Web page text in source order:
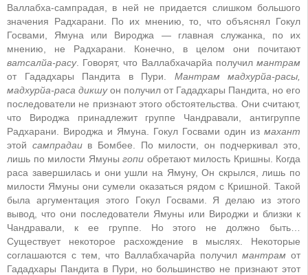
Валлабха-сампрадая, в ней не придается слишком большого
значения Радхарани. По их мнению, то, что объяснял Гокул
Госвами, Ямуна или Вироджа — главная служанка, по их
мнению, не Радхарани. Конечно, в целом они почитают
ватсалйа-расу. Говорят, что Валлабхачарйа получил мантрам
от Гададхары Пандита в Пури. Мантрам мадхурйа-расы,
мадхурйа-раса дикшуон получил от Гададхары Пандита, но его
последователи не признают этого обстоятельства. Они считают,
что Вироджа принадлежит группе Чандравали, антигруппе
Радхарани. Вироджа и Ямуна. Гокул Госвами один из махант
этой сампрадаив Бомбее. По милости, он подчеркивал это,
лишь по милости Ямуны гопи обретают милость Кришны. Когда
раса завершилась и они ушли на Ямуну, Он скрылся, лишь по
милости Ямуны они сумели оказаться рядом с Кришной. Такой
была аргументация этого Гокул Госвами. Я делаю из этого
вывод, что они последователи Ямуны или Вироджи и близки к
Чандравали, к ее группе. Но этого не должно быть…
Существует некоторое расхождение в мыслях. Некоторые
соглашаются с тем, что Валлабхачарйа получил мантрам от
Гададхары Пандита в Пури, но большинство не признают этот